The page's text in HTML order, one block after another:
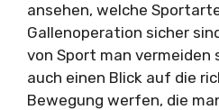
ansehen, welche
Gallenoperation sicher
von Sport man vermeiden
auch einen Blick auf die
Bewegung werfen, die